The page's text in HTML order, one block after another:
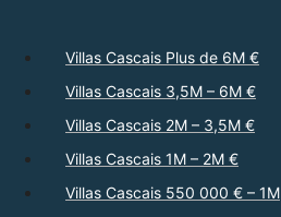
Villas Cascais Plus de 6M €
Villas Cascais 3,5M – 6M €
Villas Cascais 2M – 3,5M €
Villas Cascais 1M – 2M €
Villas Cascais 550 000 € – 1M